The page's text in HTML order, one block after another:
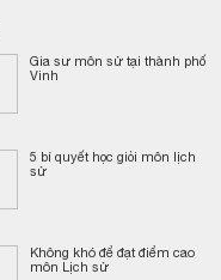
Gia sư môn sử tại thành phố
Vinh
5 bí quyết học giỏi môn lịch
sử
Không khó để đạt điểm cao
môn Lịch sử